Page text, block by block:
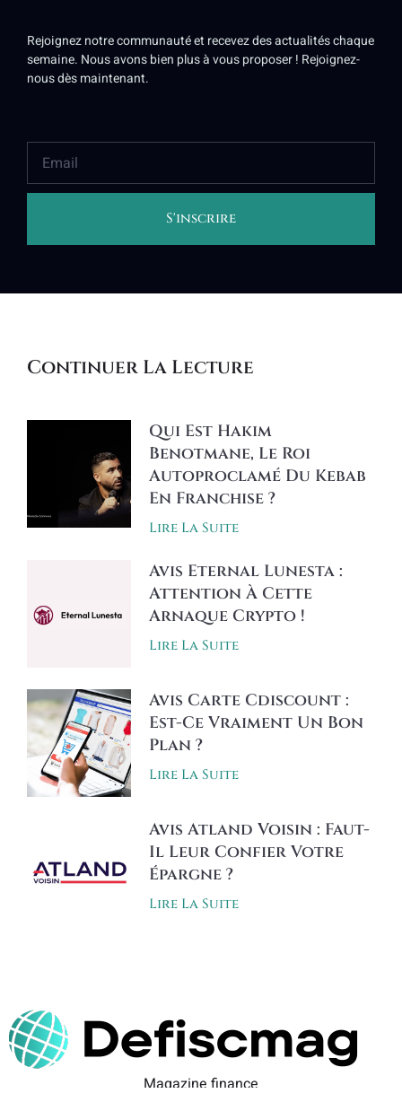
Rejoignez notre communauté et recevez des actualités chaque
semaine. Nous avons bien plus à vous proposer ! Rejoignez-
nous dès maintenant.
S'inscrire
Continuer La Lecture
Qui Est Hakim
Benotmane, Le Roi
Autoproclamé Du Kebab
En Franchise ?
Lire La Suite
Avis Eternal Lunesta :
Attention À Cette
Arnaque Crypto !
Lire La Suite
Avis Carte Cdiscount :
Est-Ce Vraiment Un Bon
Plan ?
Lire La Suite
Avis Atland Voisin : Faut-
Il Leur Confier Votre
Épargne ?
Lire La Suite
Magazine finance